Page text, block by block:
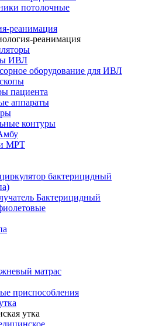
потолочные
реанимация
реанимация
ИВЛ
оборудование для ИВЛ
пациента
аппараты
контуры
МРТ
бактерицидный
Бактерицидный
матрас
приспособления
утка